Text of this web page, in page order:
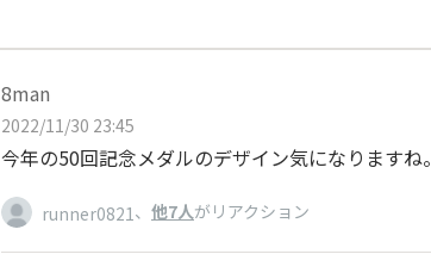
8man
2022/11/30 23:45
今年の50回記念メダルのデザイン気になりますね。
runner0821 、 他7人がリアクション